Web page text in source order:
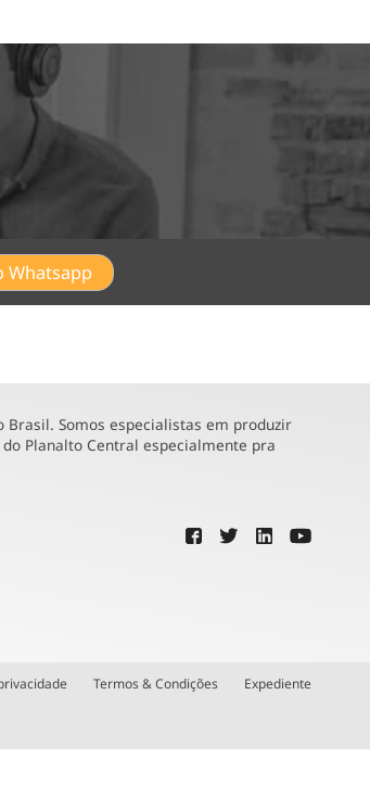
Whatsapp
Somos especialistas em produzir
Planalto Central especialmente pra
Termos & Condições Expediente